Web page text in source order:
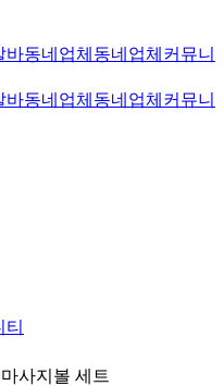
바동네업체 동네업체 커뮤니
바동네업체 동네업체 커뮤니
사지볼 세트